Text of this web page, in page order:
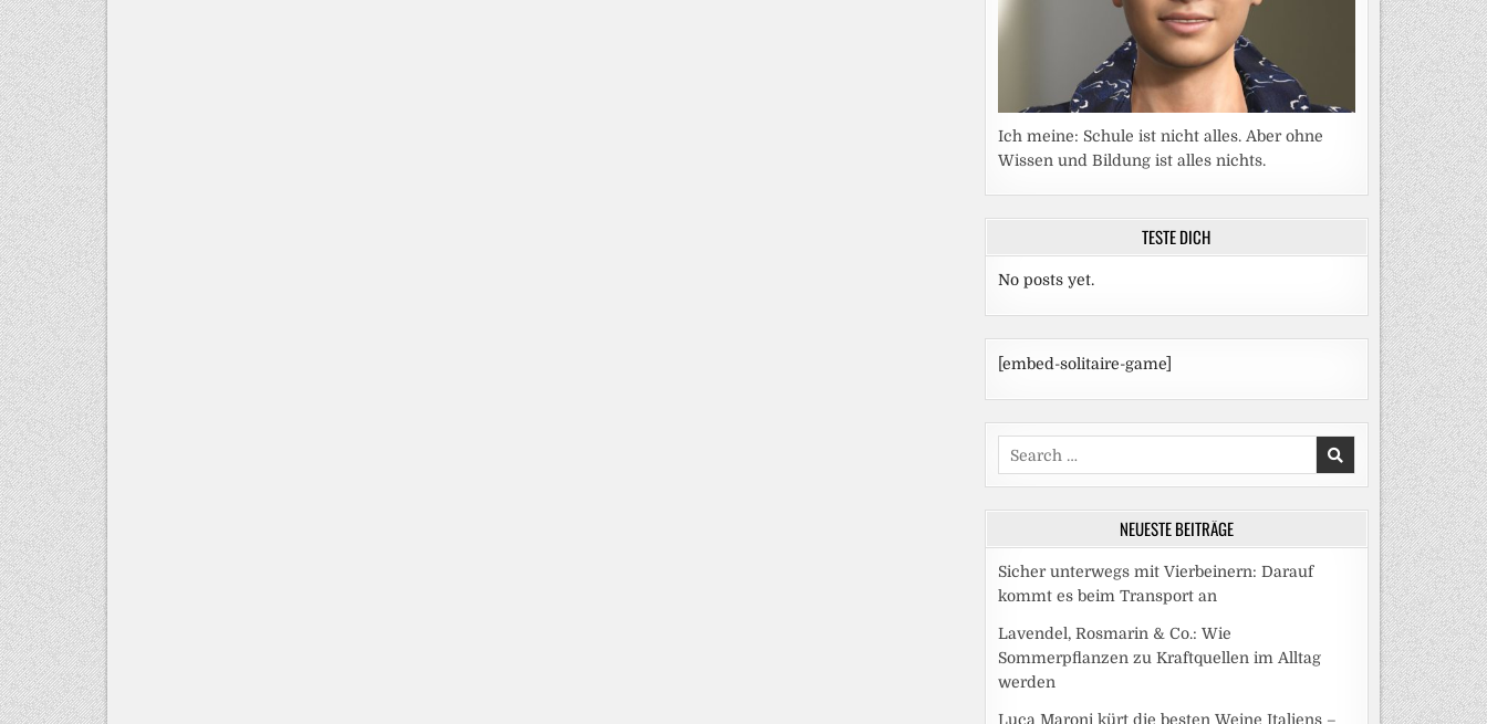
Ich meine: Schule ist nicht alles. Aber ohne
Wissen und Bildung ist alles nichts.
TESTE DICH
No posts yet.
[embed-solitaire-game]
Search
for:
NEUESTE BEITRÄGE
Sicher unterwegs mit Vierbeinern: Darauf
kommt es beim Transport an
Lavendel, Rosmarin & Co.: Wie
Sommerpflanzen zu Kraftquellen im Alltag
werden
Luca Maroni kürt die besten Weine Italiens –